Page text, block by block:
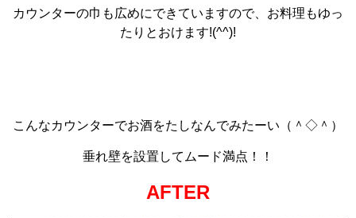
カウンターの巾も広めにできていますので、お料理もゆっ
たりとおけます!(^^)!
こんなカウンターでお酒をたしなんでみたーい（＾◇＾）
垂れ壁を設置してムード満点！！
AFTER